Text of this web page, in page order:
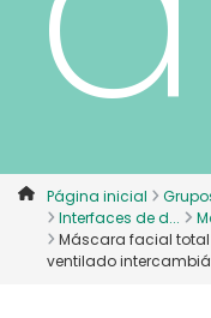
Página inicial
Interfaces de d...
Máscara facial total
ventilado